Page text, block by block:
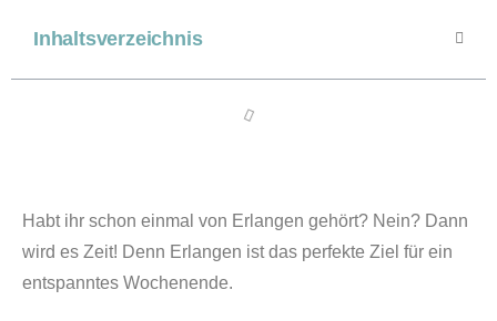
Inhaltsverzeichnis
Habt ihr schon einmal von Erlangen gehört? Nein? Dann
wird es Zeit! Denn Erlangen ist das perfekte Ziel für ein
entspanntes Wochenende.